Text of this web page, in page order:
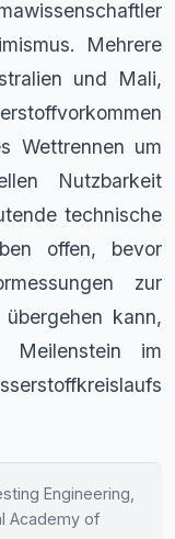
Mehrere
und Mali,
Wettrennen um
Nutzbarkeit
technische
offen, bevor
zur
übergehen kann,
im
Engineering,
Academy of